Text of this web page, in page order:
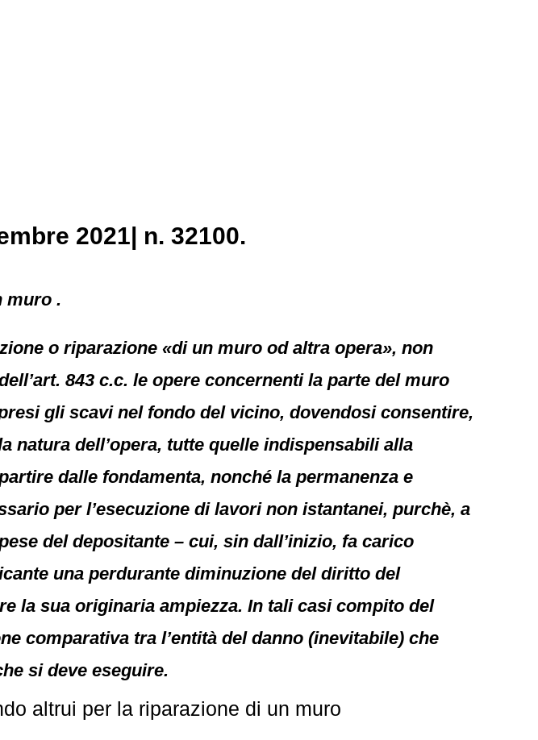
2021| n. 32100.
muro .
o riparazione «di un muro od altra opera», non
843 c.c. le opere concernenti la parte del muro
gli scavi nel fondo del vicino, dovendosi consentire,
natura dell’opera, tutte quelle indispensabili alla
dalle fondamenta, nonché la permanenza e
per l’esecuzione di lavori non istantanei, purchè, a
del depositante – cui, sin dall’inizio, fa carico
una perdurante diminuzione del diritto del
la sua originaria ampiezza. In tali casi compito del
comparativa tra l’entità del danno (inevitabile) che
si deve eseguire.
altrui per la riparazione di un muro